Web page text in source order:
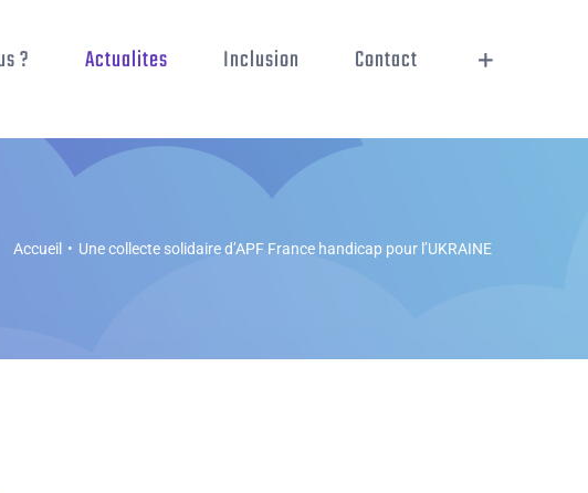
? Actualites Inclusion Contact
Accueil • Une collecte solidaire d’APF France handicap pour l’UKRAINE